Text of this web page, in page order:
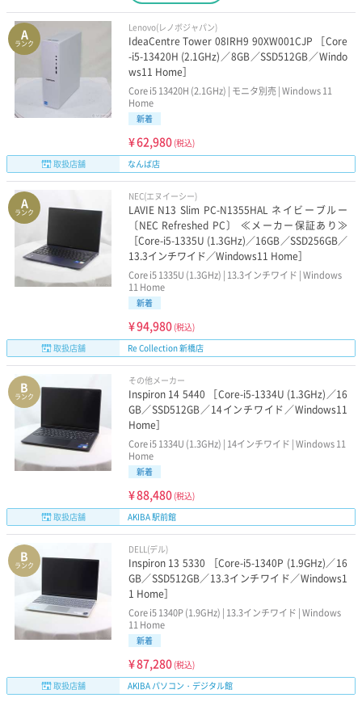
A
ランク
Lenovo(レノボジャパン)
IdeaCentre Tower 08IRH9 90XW001CJP ［Core
-i5-13420H (2.1GHz)／8GB／SSD512GB／Windo
ws11 Home］
Core i5 13420H (2.1GHz) | モニタ別売 | Windows 11
Home
新着
¥62,980 (税込)
取扱店舗
なんば店
A
ランク
NEC(エヌイーシー)
LAVIE N13 Slim PC-N1355HAL ネイビーブルー
〔NEC Refreshed PC〕 ≪メーカー保証あり≫
［Core-i5-1335U (1.3GHz)／16GB／SSD256GB／
13.3インチワイド／Windows11 Home］
Core i5 1335U (1.3GHz) | 13.3インチワイド | Windows
11 Home
新着
¥94,980 (税込)
取扱店舗
Re Collection 新橋店
B
ランク
その他メーカー
Inspiron 14 5440 ［Core-i5-1334U (1.3GHz)／16
GB／SSD512GB／14インチワイド／Windows11
Home］
Core i5 1334U (1.3GHz) | 14インチワイド | Windows 11
Home
新着
¥88,480 (税込)
取扱店舗
AKIBA 駅前館
B
ランク
DELL(デル)
Inspiron 13 5330 ［Core-i5-1340P (1.9GHz)／16
GB／SSD512GB／13.3インチワイド／Windows1
1 Home］
Core i5 1340P (1.9GHz) | 13.3インチワイド | Windows
11 Home
新着
¥87,280 (税込)
取扱店舗
AKIBA パソコン・デジタル館